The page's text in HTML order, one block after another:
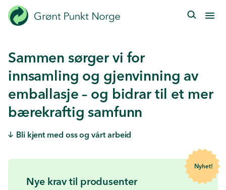
Hopp
til
Sammen sørger vi for
innsamling og gjenvinning av
emballasje – og bidrar til et mer
bærekraftig samfunn
Bli kjent med oss og vårt arbeid
Nye krav til produsenter
Nyhet!